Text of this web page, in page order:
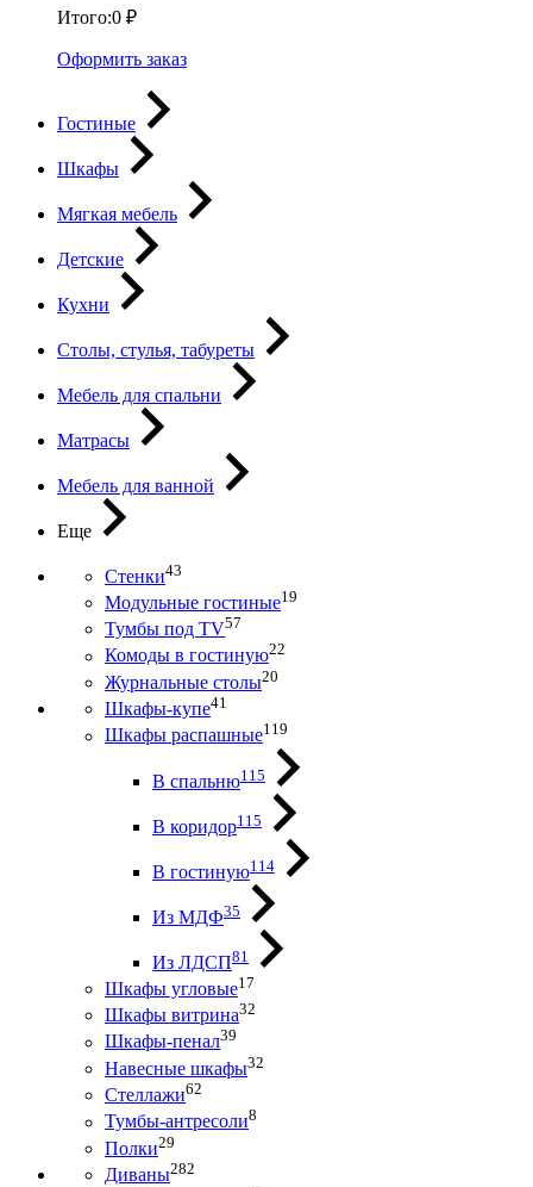
Итого:0 ₽
Оформить заказ
Гостиные
Шкафы
Мягкая мебель
Детские
Кухни
Столы, стулья, табуреты
Мебель для спальни
Матрасы
Мебель для ванной
Еще
Стенки43
Модульные гостиные19
Тумбы под ТV57
Комоды в гостиную22
Журнальные столы20
Шкафы-купе41
Шкафы распашные119
В спальню115
В коридор115
В гостиную114
Из МДФ35
Из ЛДСП81
Шкафы угловые17
Шкафы витрина32
Шкафы-пенал39
Навесные шкафы32
Стеллажи62
Тумбы-антресоли8
Полки29
Диваны282